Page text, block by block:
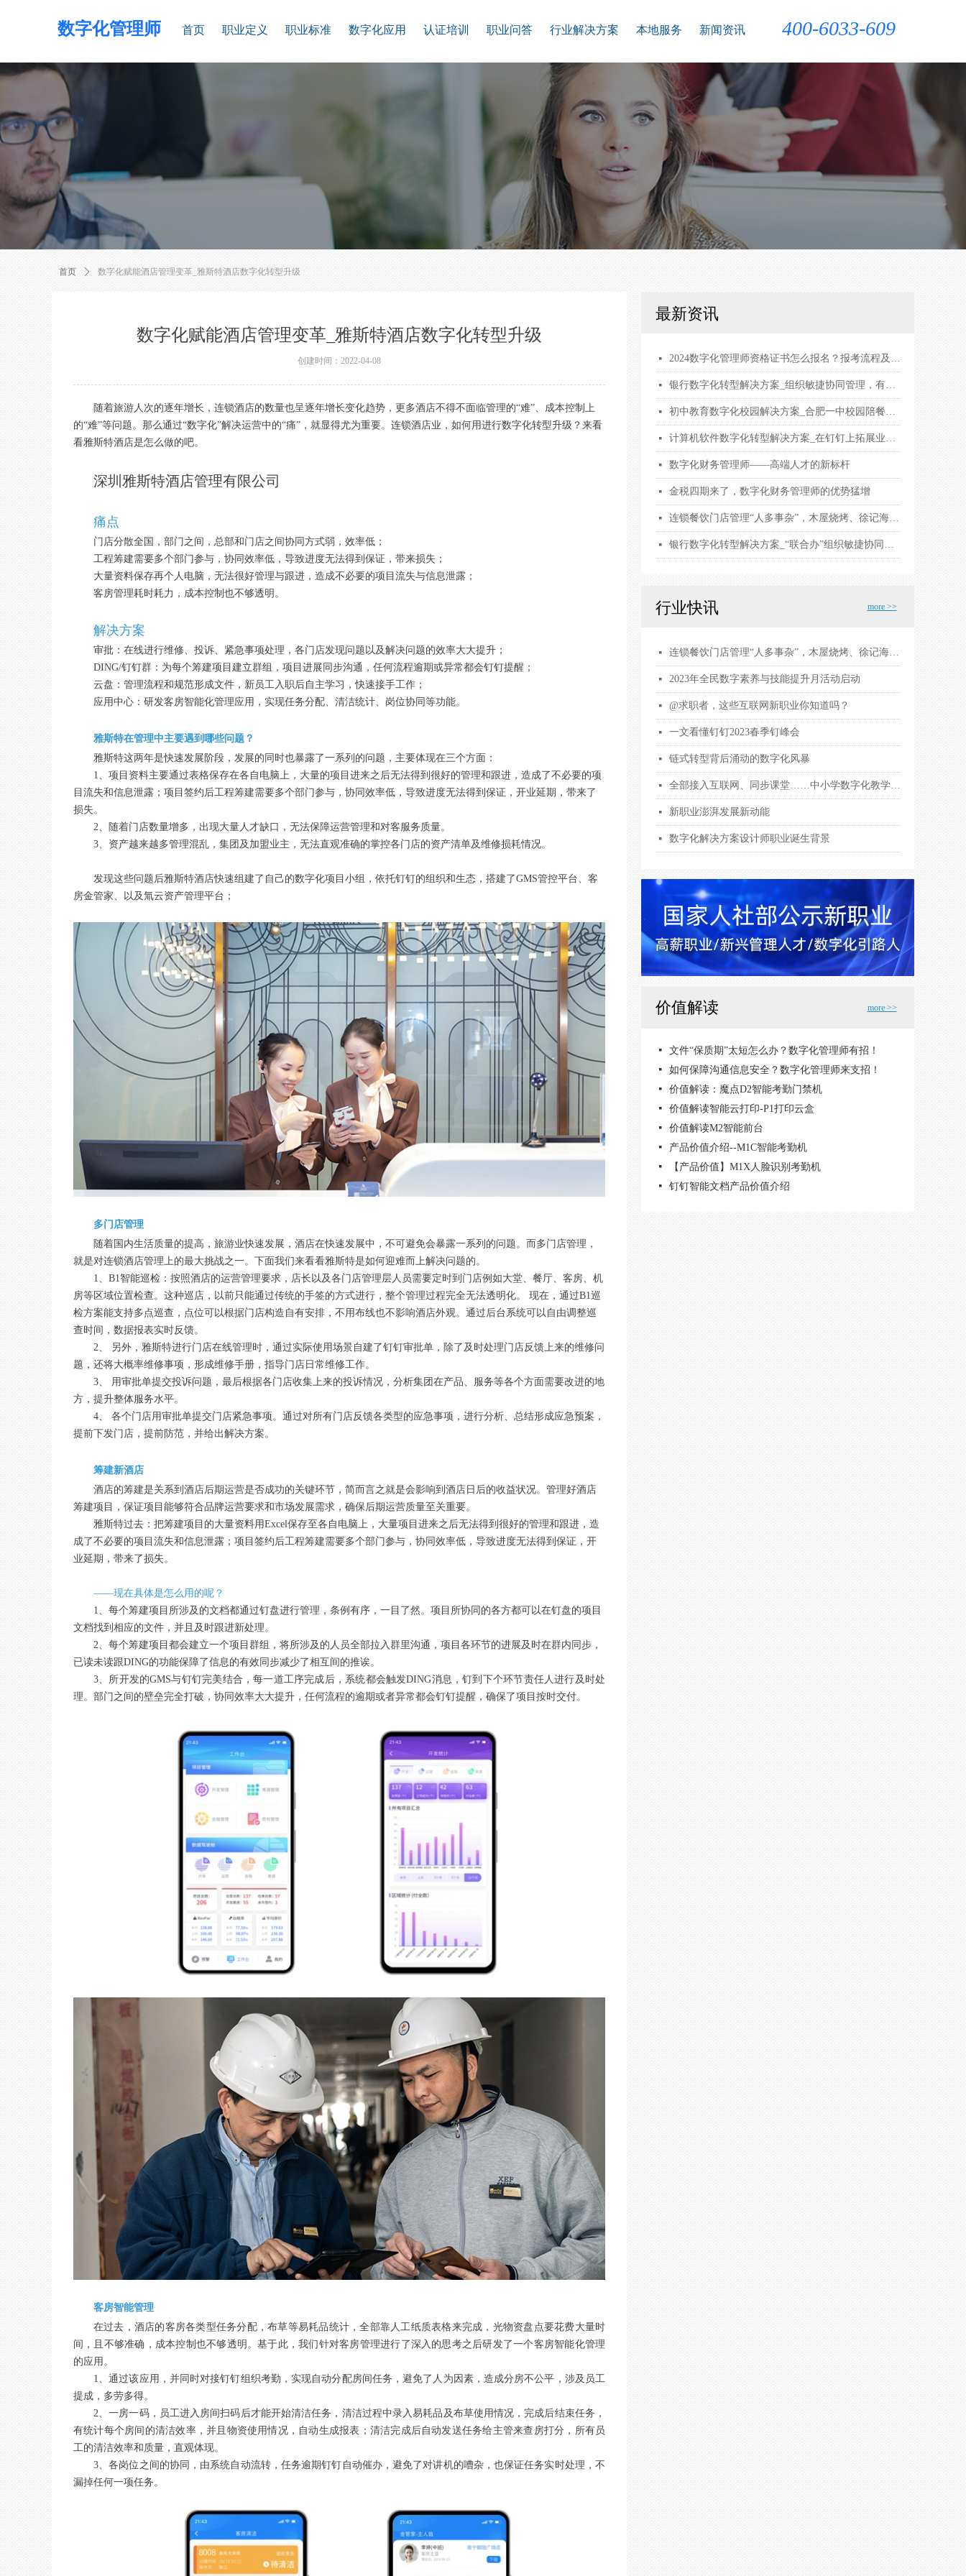
400-6033-609
数字化管理师 首页 职业定义 职业标准 数字化应用 认证培训 职业问答 行业解决方案 本地服务 新闻资讯
首页 ꄲ 数字化赋能酒店管理变革_雅斯特酒店数字化转型升级
数字化赋能酒店管理变革_雅斯特酒店数字化转型升级
随着旅游人次的逐年增长，连锁酒店的数量也呈逐年增长变化趋势，更多酒店不得不面临管理的“难”、成本控制上
的“难”等问题。那么通过“数字化”解决运营中的“痛”，就显得尤为重要。连锁酒店业，如何用进行数字化转型升级？来看
看雅斯特酒店是怎么做的吧。
深圳雅斯特酒店管理有限公司
痛点
门店分散全国，部门之间，总部和门店之间协同方式弱，效率低；
工程筹建需要多个部门参与，协同效率低，导致进度无法得到保证，带来损失；
大量资料保存再个人电脑，无法很好管理与跟进，造成不必要的项目流失与信息泄露；
客房管理耗时耗力，成本控制也不够透明。
解决方案
审批：在线进行维修、投诉、紧急事项处理，各门店发现问题以及解决问题的效率大大提升；
DING/钉钉群：为每个筹建项目建立群组，项目进展同步沟通，任何流程逾期或异常都会钉钉提醒；
云盘：管理流程和规范形成文件，新员工入职后自主学习，快速接手工作；
应用中心：研发客房智能化管理应用，实现任务分配、清洁统计、岗位协同等功能。
雅斯特在管理中主要遇到哪些问题？
雅斯特这两年是快速发展阶段，发展的同时也暴露了一系列的问题，主要体现在三个方面：
1、项目资料主要通过表格保存在各自电脑上，大量的项目进来之后无法得到很好的管理和跟进，造成了不必要的项
目流失和信息泄露；项目签约后工程筹建需要多个部门参与，协同效率低，导致进度无法得到保证，开业延期，带来了
损失。
2、随着门店数量增多，出现大量人才缺口，无法保障运营管理和对客服务质量。
3、资产越来越多管理混乱，集团及加盟业主，无法直观准确的掌控各门店的资产清单及维修损耗情况。
发现这些问题后雅斯特酒店快速组建了自己的数字化项目小组，依托钉钉的组织和生态，搭建了GMS管控平台、客
房金管家、以及氚云资产管理平台；
多门店管理
随着国内生活质量的提高，旅游业快速发展，酒店在快速发展中，不可避免会暴露一系列的问题。而多门店管理，
就是对连锁酒店管理上的最大挑战之一。下面我们来看看雅斯特是如何迎难而上解决问题的。
1、B1智能巡检：按照酒店的运营管理要求，店长以及各门店管理层人员需要定时到门店例如大堂、餐厅、客房、机
房等区域位置检查。这种巡店，以前只能通过传统的手签的方式进行，整个管理过程完全无法透明化。 现在，通过B1巡
检方案能支持多点巡查，点位可以根据门店构造自有安排，不用布线也不影响酒店外观。通过后台系统可以自由调整巡
查时间，数据报表实时反馈。
2、 另外，雅斯特进行门店在线管理时，通过实际使用场景自建了钉钉审批单，除了及时处理门店反馈上来的维修问
题，还将大概率维修事项，形成维修手册，指导门店日常维修工作。
3、 用审批单提交投诉问题，最后根据各门店收集上来的投诉情况，分析集团在产品、服务等各个方面需要改进的地
方，提升整体服务水平。
4、 各个门店用审批单提交门店紧急事项。通过对所有门店反馈各类型的应急事项，进行分析、总结形成应急预案，
提前下发门店，提前防范，并给出解决方案。
筹建新酒店
酒店的筹建是关系到酒店后期运营是否成功的关键环节，简而言之就是会影响到酒店日后的收益状况。管理好酒店
筹建项目，保证项目能够符合品牌运营要求和市场发展需求，确保后期运营质量至关重要。
雅斯特过去：把筹建项目的大量资料用Excel保存至各自电脑上，大量项目进来之后无法得到很好的管理和跟进，造
成了不必要的项目流失和信息泄露；项目签约后工程筹建需要多个部门参与，协同效率低，导致进度无法得到保证，开
业延期，带来了损失。
——现在具体是怎么用的呢？
1、每个筹建项目所涉及的文档都通过钉盘进行管理，条例有序，一目了然。项目所协同的各方都可以在钉盘的项目
文档找到相应的文件，并且及时跟进新处理。
2、每个筹建项目都会建立一个项目群组，将所涉及的人员全部拉入群里沟通，项目各环节的进展及时在群内同步，
已读未读跟DING的功能保障了信息的有效同步减少了相互间的推诶。
3、所开发的GMS与钉钉完美结合，每一道工序完成后，系统都会触发DING消息，钉到下个环节责任人进行及时处
理。部门之间的壁垒完全打破，协同效率大大提升，任何流程的逾期或者异常都会钉钉提醒，确保了项目按时交付。
客房智能管理
在过去，酒店的客房各类型任务分配，布草等易耗品统计，全部靠人工纸质表格来完成，光物资盘点要花费大量时
间，且不够准确，成本控制也不够透明。基于此，我们针对客房管理进行了深入的思考之后研发了一个客房智能化管理
的应用。
1、通过该应用，并同时对接钉钉组织考勤，实现自动分配房间任务，避免了人为因素，造成分房不公平，涉及员工
提成，多劳多得。
2、一房一码，员工进入房间扫码后才能开始清洁任务，清洁过程中录入易耗品及布草使用情况，完成后结束任务，
有统计每个房间的清洁效率，并且物资使用情况，自动生成报表；清洁完成后自动发送任务给主管来查房打分，所有员
工的清洁效率和质量，直观体现。
3、各岗位之间的协同，由系统自动流转，任务逾期钉钉自动催办，避免了对讲机的嘈杂，也保证任务实时处理，不
漏掉任何一项任务。
创建时间： 2022-04-08
行业快讯 more >>
넷 连锁餐饮门店管理“人多事杂”，木屋烧烤、徐记海鲜用钉钉数字化解围
넷 2023年全民数字素养与技能提升月活动启动
넷 @求职者，这些互联网新职业你知道吗？
넷 一文看懂钉钉2023春季钉峰会
넷 链式转型背后涌动的数字化风暴
넷 全部接入互联网、同步课堂……中小学数字化教学全面提档升级
넷 新职业澎湃发展新动能
넷 数字化解决方案设计师职业诞生背景
价值解读 more >>
文件“保质期”太短怎么办？数字化管理师有招！
如何保障沟通信息安全？数字化管理师来支招！
价值解读：魔点D2智能考勤门禁机
价值解读智能云打印-P1打印云盒
价值解读M2智能前台
产品价值介绍--M1C智能考勤机
【产品价值】M1X人脸识别考勤机
钉钉智能文档产品价值介绍
最新资讯
넷 2024数字化管理师资格证书怎么报名？报考流程及要求，证书用途和考试内容有哪些？
넷 银行数字化转型解决方案_组织敏捷协同管理，有效助力战略落地
넷 初中教育数字化校园解决方案_合肥一中校园陪餐，保障2万名师生饮食安全
넷 计算机软件数字化转型解决方案_在钉钉上拓展业务边界，探寻 ToB 业务增长点
넷 数字化财务管理师——高端人才的新标杆
넷 金税四期来了，数字化财务管理师的优势猛增
넷 连锁餐饮门店管理“人多事杂”，木屋烧烤、徐记海鲜用钉钉数字化解围
넷 银行数字化转型解决方案_“联合办”组织敏捷协同管理，有效助力战略落地